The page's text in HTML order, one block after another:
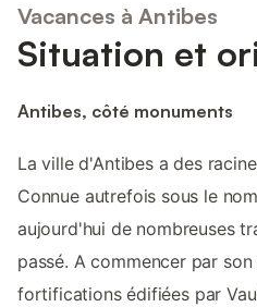
Vacances à Antibes
Situation et
Antibes, côté monuments
La ville d'Antibes a des
Connue autrefois sous le
aujourd'hui de nombreuses
passé. A commencer par
fortifications édifiées par